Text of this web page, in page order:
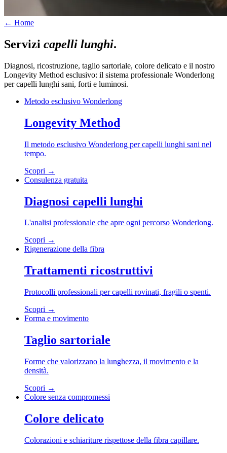
← Home
Servizi capelli lunghi.
Diagnosi, ricostruzione, taglio sartoriale, colore delicato e il nostro
Longevity Method esclusivo: il sistema professionale Wonderlong
per capelli lunghi sani, forti e luminosi.
Metodo esclusivo Wonderlong
Longevity Method
Il metodo esclusivo Wonderlong per capelli lunghi sani nel
tempo.
Scopri →
Consulenza gratuita
Diagnosi capelli lunghi
L'analisi professionale che apre ogni percorso Wonderlong.
Scopri →
Rigenerazione della fibra
Trattamenti ricostruttivi
Protocolli professionali per capelli rovinati, fragili o spenti.
Scopri →
Forma e movimento
Taglio sartoriale
Forme che valorizzano la lunghezza, il movimento e la
densità.
Scopri →
Colore senza compromessi
Colore delicato
Colorazioni e schiariture rispettose della fibra capillare.